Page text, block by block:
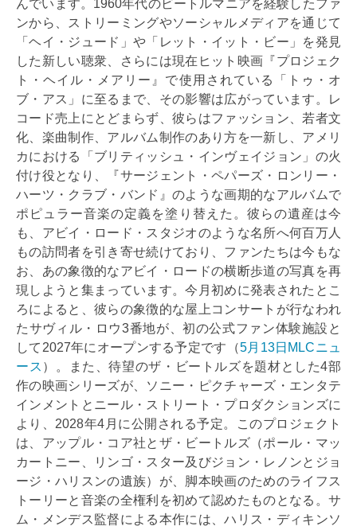
んでいます。1960年代のビートルマニアを経験したファ
ンから、ストリーミングやソーシャルメディアを通じて
「ヘイ・ジュード」や「レット・イット・ビー」を発見
した新しい聴衆、さらには現在ヒット映画『プロジェク
ト・ヘイル・メアリー』で使用されている「トゥ・オ
ブ・アス」に至るまで、その影響は広がっています。レ
コード売上にとどまらず、彼らはファッション、若者文
化、楽曲制作、アルバム制作のあり方を一新し、アメリ
カにおける「ブリティッシュ・インヴェイジョン」の火
付け役となり、『サージェント・ペパーズ・ロンリー・
ハーツ・クラブ・バンド』のような画期的なアルバムで
ポピュラー音楽の定義を塗り替えた。彼らの遺産は今
も、アビイ・ロード・スタジオのような名所へ何百万人
もの訪問者を引き寄せ続けており、ファンたちは今もな
お、あの象徴的なアビイ・ロードの横断歩道の写真を再
現しようと集まっています。今月初めに発表されたとこ
ろによると、彼らの象徴的な屋上コンサートが行なわれ
たサヴィル・ロウ3番地が、初の公式ファン体験施設と
して2027年にオープンする予定です（5月13日MLCニュ
ース ）。また、待望のザ・ビートルズを題材とした4部
作の映画シリーズが、ソニー・ピクチャーズ・エンタテ
インメントとニール・ストリート・プロダクションズに
より、2028年4月に公開される予定。このプロジェクト
は、アップル・コア社とザ・ビートルズ（ポール・マッ
カートニー、リンゴ・スター及びジョン・レノンとジョ
ージ・ハリスンの遺族）が、脚本映画のためのライフス
トーリーと音楽の全権利を初めて認めたものとなる。サ
ム・メンデス監督による本作には、ハリス・ディキンソ